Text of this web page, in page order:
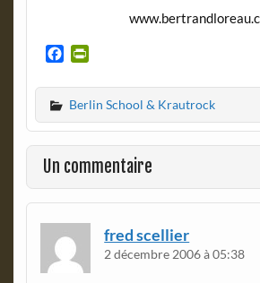
c
e
b
o
o
k
i
n
t
F
r
i
Berlin School & Krautrock
Un commentaire
fred scellier
2 décembre 2006 à 05:38